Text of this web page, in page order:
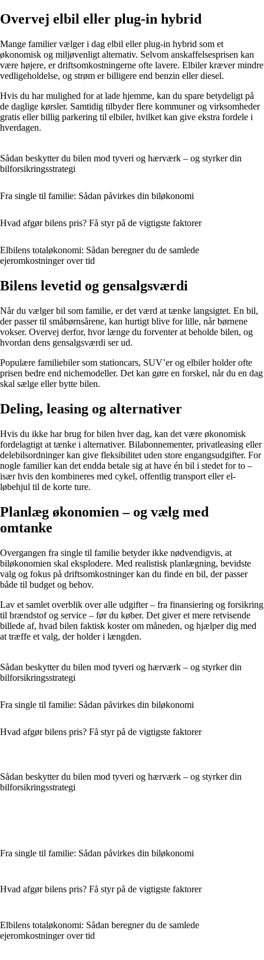
Overvej elbil eller plug-in hybrid
Mange familier vælger i dag elbil eller plug-in hybrid som et
økonomisk og miljøvenligt alternativ. Selvom anskaffelsesprisen kan
være højere, er driftsomkostningerne ofte lavere. Elbiler kræver mindre
vedligeholdelse, og strøm er billigere end benzin eller diesel.
Hvis du har mulighed for at lade hjemme, kan du spare betydeligt på
de daglige kørsler. Samtidig tilbyder flere kommuner og virksomheder
gratis eller billig parkering til elbiler, hvilket kan give ekstra fordele i
hverdagen.
Sådan beskytter du bilen mod tyveri og hærværk – og styrker din
bilforsikringsstrategi
Fra single til familie: Sådan påvirkes din biløkonomi
Hvad afgør bilens pris? Få styr på de vigtigste faktorer
Elbilens totaløkonomi: Sådan beregner du de samlede
ejeromkostninger over tid
Bilens levetid og gensalgsværdi
Når du vælger bil som familie, er det værd at tænke langsigtet. En bil,
der passer til småbørnsårene, kan hurtigt blive for lille, når børnene
vokser. Overvej derfor, hvor længe du forventer at beholde bilen, og
hvordan dens gensalgsværdi ser ud.
Populære familiebiler som stationcars, SUV’er og elbiler holder ofte
prisen bedre end nichemodeller. Det kan gøre en forskel, når du en dag
skal sælge eller bytte bilen.
Deling, leasing og alternativer
Hvis du ikke har brug for bilen hver dag, kan det være økonomisk
fordelagtigt at tænke i alternativer. Bilabonnementer, privatleasing eller
delebilsordninger kan give fleksibilitet uden store engangsudgifter. For
nogle familier kan det endda betale sig at have én bil i stedet for to –
især hvis den kombineres med cykel, offentlig transport eller el-
løbehjul til de korte ture.
Planlæg økonomien – og vælg med
omtanke
Overgangen fra single til familie betyder ikke nødvendigvis, at
biløkonomien skal eksplodere. Med realistisk planlægning, bevidste
valg og fokus på driftsomkostninger kan du finde en bil, der passer
både til budget og behov.
Lav et samlet overblik over alle udgifter – fra finansiering og forsikring
til brændstof og service – før du køber. Det giver et mere retvisende
billede af, hvad bilen faktisk koster om måneden, og hjælper dig med
at træffe et valg, der holder i længden.
Sådan beskytter du bilen mod tyveri og hærværk – og styrker din
bilforsikringsstrategi
Fra single til familie: Sådan påvirkes din biløkonomi
Hvad afgør bilens pris? Få styr på de vigtigste faktorer
Sådan beskytter du bilen mod tyveri og hærværk – og styrker din
bilforsikringsstrategi
Fra single til familie: Sådan påvirkes din biløkonomi
Hvad afgør bilens pris? Få styr på de vigtigste faktorer
Elbilens totaløkonomi: Sådan beregner du de samlede
ejeromkostninger over tid